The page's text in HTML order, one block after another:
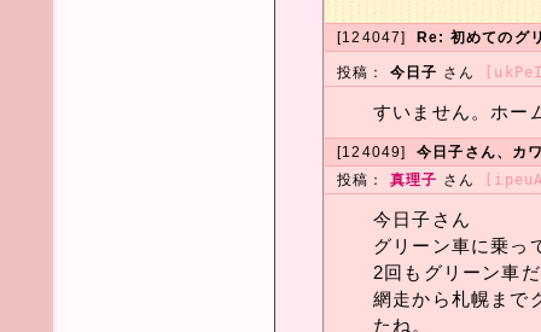
[124047] Re: 初めてのグ
投稿： 今日子 さん
すいません。ホー
[124049] 今日子さん、カ
投稿： 真理子 さん
今日子さん
グリーン車に乗っ
2回もグリーン車
網走から札幌まで
たね。